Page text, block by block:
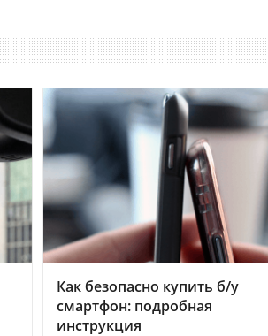
Как безопасно купить б/у
смартфон: подробная
инструкция